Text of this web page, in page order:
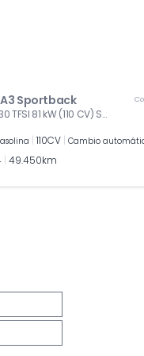
Sportback
TFSI 81 kW (110 CV) S
110CV Cambio
49.450km